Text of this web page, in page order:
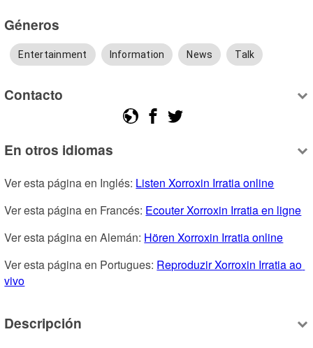
Géneros
Entertainment Information News Talk
Contacto
En otros idiomas
Ver esta página en Inglés: Listen Xorroxin Irratia online
Ver esta página en Francés: Ecouter Xorroxin Irratia en ligne
Ver esta página en Alemán: Hören Xorroxin Irratia online
Ver esta página en Portugues: Reproduzir Xorroxin Irratia ao
vivo
Descripción